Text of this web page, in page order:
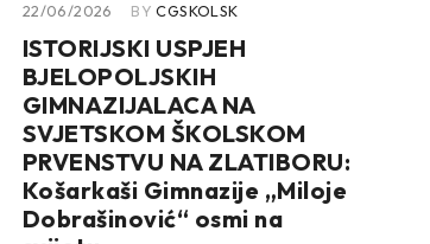
22/06/2026 BY CGSKOLSK
ISTORIJSKI USPJEH
BJELOPOLJSKIH
GIMNAZIJALACA NA
SVJETSKOM ŠKOLSKOM
PRVENSTVU NA ZLATIBORU:
Košarkaši Gimnazije „Miloje
Dobrašinović“ osmi na